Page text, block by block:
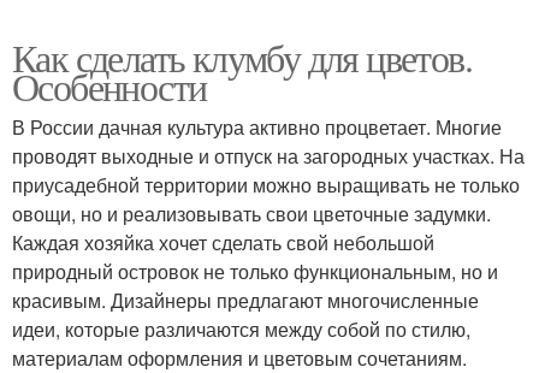
Как сделать клумбу для цветов.
Особенности
В России дачная культура активно процветает. Многие
проводят выходные и отпуск на загородных участках. На
приусадебной территории можно выращивать не только
овощи, но и реализовывать свои цветочные задумки.
Каждая хозяйка хочет сделать свой небольшой
природный островок не только функциональным, но и
красивым. Дизайнеры предлагают многочисленные
идеи, которые различаются между собой по стилю,
материалам оформления и цветовым сочетаниям.